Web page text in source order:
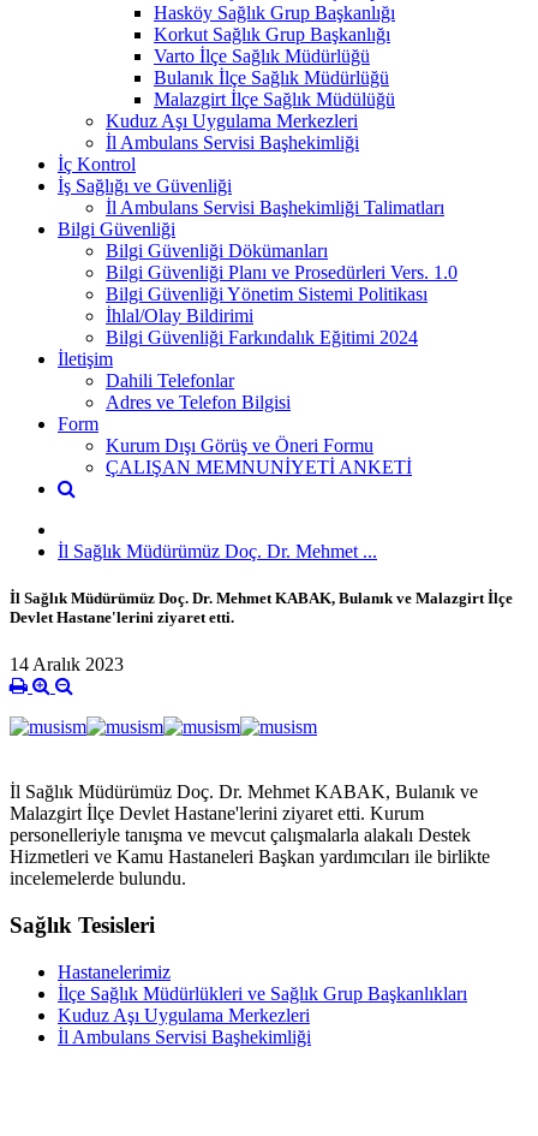
Hasköy Sağlık Grup Başkanlığı
Korkut Sağlık Grup Başkanlığı
Varto İlçe Sağlık Müdürlüğü
Bulanık İlçe Sağlık Müdürlüğü
Malazgirt İlçe Sağlık Müdülüğü
Kuduz Aşı Uygulama Merkezleri
İl Ambulans Servisi Başhekimliği
İç Kontrol
İş Sağlığı ve Güvenliği
İl Ambulans Servisi Başhekimliği Talimatları
Bilgi Güvenliği
Bilgi Güvenliği Dökümanları
Bilgi Güvenliği Planı ve Prosedürleri Vers. 1.0
Bilgi Güvenliği Yönetim Sistemi Politikası
İhlal/Olay Bildirimi
Bilgi Güvenliği Farkındalık Eğitimi 2024
İletişim
Dahili Telefonlar
Adres ve Telefon Bilgisi
Form
Kurum Dışı Görüş ve Öneri Formu
ÇALIŞAN MEMNUNİYETİ ANKETİ
İl Sağlık Müdürümüz Doç. Dr. Mehmet ...
İl Sağlık Müdürümüz Doç. Dr. Mehmet KABAK, Bulanık ve Malazgirt İlçe
Devlet Hastane'lerini ziyaret etti.
14 Aralık 2023
İl Sağlık Müdürümüz Doç. Dr. Mehmet KABAK, Bulanık ve
Malazgirt İlçe Devlet Hastane'lerini ziyaret etti. Kurum
personelleriyle tanışma ve mevcut çalışmalarla alakalı Destek
Hizmetleri ve Kamu Hastaneleri Başkan yardımcıları ile birlikte
incelemelerde bulundu.
Sağlık Tesisleri
Hastanelerimiz
İlçe Sağlık Müdürlükleri ve Sağlık Grup Başkanlıkları
Kuduz Aşı Uygulama Merkezleri
İl Ambulans Servisi Başhekimliği